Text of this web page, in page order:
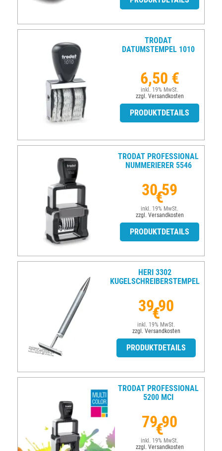
TRODAT
DATUMSTEMPEL 1010
6,50 €
inkl. 19% MwSt.
zzgl. Versandkosten
PRODUKTDETAILS
TRODAT PROFESSIONAL
NUMMERIERER 5546
30,59
€
inkl. 19% MwSt.
zzgl. Versandkosten
PRODUKTDETAILS
HERI 3302
KUGELSCHREIBERSTEMPEL
39,90
€
inkl. 19% MwSt.
zzgl. Versandkosten
PRODUKTDETAILS
TRODAT PROFESSIONAL
5200 MCI
79,90
€
inkl. 19% MwSt.
zzgl. Versandkosten